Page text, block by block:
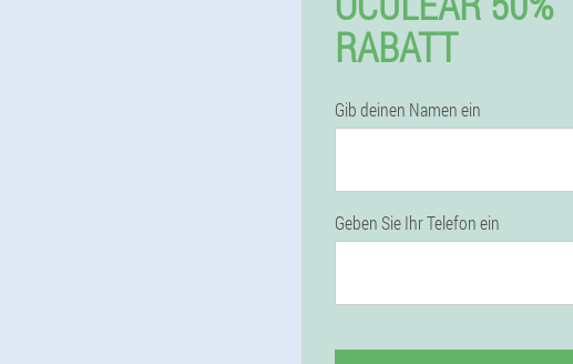
RABATT
Gib deinen Namen ein
Geben Sie Ihr Telefon ein